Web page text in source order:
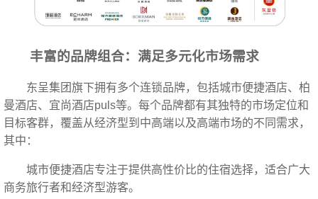
丰富的品牌组合：满足多元化市场需求
东呈集团旗下拥有多个连锁品牌，包括城市便捷酒店、柏
曼酒店、宜尚酒店puls等。每个品牌都有其独特的市场定位和
目标客群，覆盖从经济型到中高端以及高端市场的不同需求，
其中：
城市便捷酒店专注于提供高性价比的住宿选择，适合广大
商务旅行者和经济型游客。